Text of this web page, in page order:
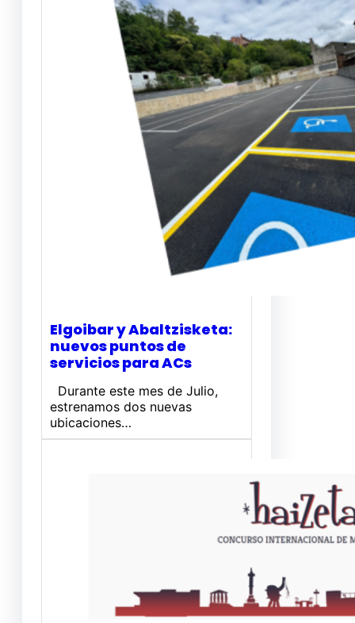
Elgoibar y Abaltzisketa:
nuevos puntos de
servicios para ACs
Durante este mes de Julio,
estrenamos dos nuevas
ubicaciones…